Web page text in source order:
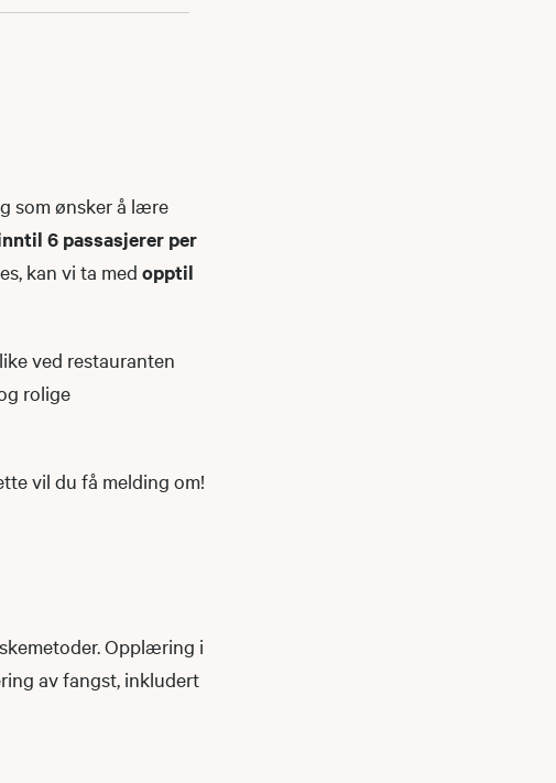
som ønsker å lære
6 passasjerer per
kan vi ta med opptil
ved restauranten
rolige
vil du få melding om!
Opplæring i
av fangst, inkludert